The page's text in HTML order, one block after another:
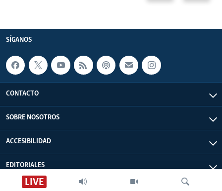
LIVE
SÍGANOS
CONTACTO
SOBRE NOSOTROS
ACCESIBILIDAD
EDITORIALES